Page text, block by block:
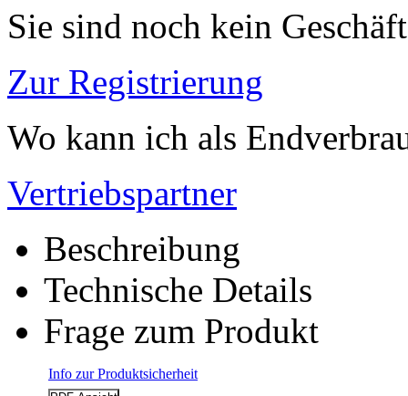
Sie sind noch kein
Zur Registrierung
Wo kann ich als
Vertriebspartner
Beschreibung
Technische Details
Frage zum Produkt
Info zur Produktsicherheit